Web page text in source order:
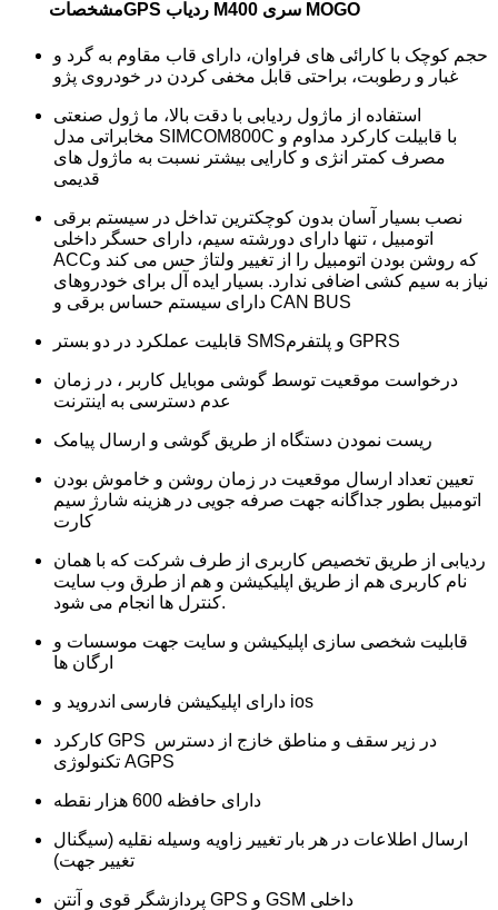
مشخصاتGPS ردیاب M400 سری MOGO
حجم کوچک با کارائی های فراوان، دارای قاب مقاوم به گرد و
غبار و رطوبت، براحتی قابل مخفی کردن در خودروی پژو
استفاده از ماژول ردیابی با دقت بالا، ما ژول صنعتی
مخابراتی مدل SIMCOM800C با قابیلت کارکرد مداوم و
مصرف کمتر انژی و کارایی بیشتر نسبت به ماژول های
قدیمی
نصب بسیار آسان بدون کوچکترین تداخل در سیستم برقی
اتومبیل ، تنها دارای دورشته سیم، دارای حسگر داخلی
ACCکه روشن بودن اتومبیل را از تغییر ولتاژ حس می کند و
نیاز به سیم کشی اضافی ندارد. بسیار ایده آل برای خودروهای
دارای سیستم حساس برقی و CAN BUS
قابلیت عملکرد در دو بستر SMSو پلتفرم GPRS
درخواست موقعیت توسط گوشی موبایل کاربر ، در زمان
عدم دسترسی به اینترنت
ریست نمودن دستگاه از طریق گوشی و ارسال پیامک
تعیین تعداد ارسال موقعیت در زمان روشن و خاموش بودن
اتومبیل بطور جداگانه جهت صرفه جویی در هزینه شارژ سیم
کارت
ردیابی از طریق تخصیص کاربری از طرف شرکت که با همان
نام کاربری هم از طریق اپلیکیشن و هم از طرق وب سایت
کنترل ها انجام می شود.
قابلیت شخصی سازی اپلیکیشن و سایت جهت موسسات و
ارگان ها
دارای اپلیکیشن فارسی اندروید و ios
کارکرد GPS در زیر سقف و مناطق خازج از دسترس
تکنولوژی AGPS
دارای حافظه 600 هزار نقطه
ارسال اطلاعات در هر بار تغییر زاویه وسیله نقلیه (سیگنال
تغییر جهت)
پردازشگر قوی و آنتن GPS و GSM داخلی